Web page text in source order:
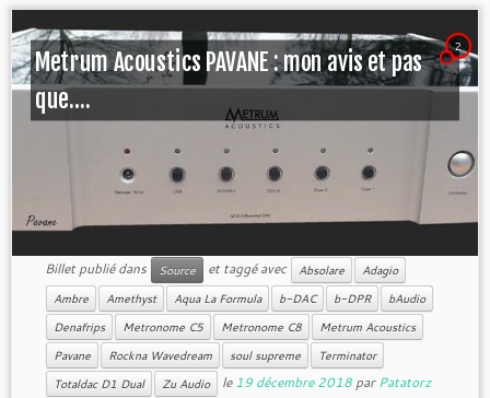
2
Metrum Acoustics PAVANE : mon avis et pas
que….
Billet publié dans Source et taggé avec Absolare
Adagio
Ambre
Amethyst Aqua La Formula b-DAC b-DPR
bAudio
Denafrips
Metronome C5 Metronome C8
Metrum Acoustics
Pavane
Rockna Wavedream soul supreme
Terminator
Totaldac D1 Dual
Zu Audio le19 décembre 2018 parPatatorz